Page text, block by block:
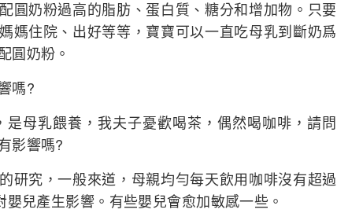
圓奶粉過高的脂肪、蛋白質、糖分和增加物。只要
媽住院、出好等等，寶寶可以一直吃母乳到斷奶爲
圓奶粉。
嗎?
母乳餵養，我夫子憂歡喝茶，偶然喝咖啡，請問
影響嗎?
究，一般來道，母親均勻每天飲用咖啡沒有超過
兒產生影響。有些嬰兒會愈加敏感一些。